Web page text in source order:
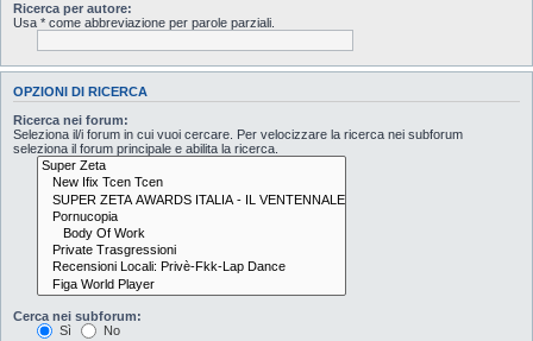
Ricerca per autore:
Usa * come abbreviazione per parole parziali.
OPZIONI DI RICERCA
Ricerca nei forum:
Seleziona il/i forum in cui vuoi cercare. Per velocizzare la ricerca nei subforum
seleziona il forum principale e abilita la ricerca.
Cerca nei subforum:
Sì
No